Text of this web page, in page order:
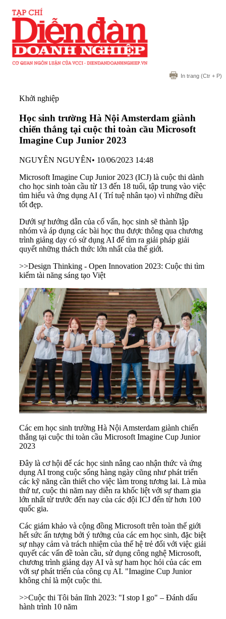
In trang (Ctr + P)
Khởi nghiệp
Học sinh trường Hà Nội Amsterdam giành
chiến thắng tại cuộc thi toàn cầu Microsoft
Imagine Cup Junior 2023
NGUYÊN NGUYÊN• 10/06/2023 14:48
Microsoft Imagine Cup Junior 2023 (ICJ) là cuộc thi dành
cho học sinh toàn cầu từ 13 đến 18 tuổi, tập trung vào việc
tìm hiểu và ứng dụng AI ( Trí tuệ nhân tạo) vì những điều
tốt đẹp.
Dưới sự hướng dẫn của cố vấn, học sinh sẽ thành lập
nhóm và áp dụng các bài học thu được thông qua chương
trình giảng dạy có sử dụng AI để tìm ra giải pháp giải
quyết những thách thức lớn nhất của thế giới.
>>Design Thinking - Open Innovation 2023: Cuộc thi tìm
kiếm tài năng sáng tạo Việt
Các em học sinh trường Hà Nội Amsterdam giành chiến
thắng tại cuộc thi toàn cầu Microsoft Imagine Cup Junior
2023
Đây là cơ hội để các học sinh nâng cao nhận thức và ứng
dụng AI trong cuộc sống hàng ngày cũng như phát triển
các kỹ năng cần thiết cho việc làm trong tương lai. Là mùa
thứ tư, cuộc thi năm nay diễn ra khốc liệt với sự tham gia
lớn nhất từ trước đến nay của các đội ICJ đến từ hơn 100
quốc gia.
Các giám khảo và cộng đồng Microsoft trên toàn thế giới
hết sức ấn tượng bởi ý tưởng của các em học sinh, đặc biệt
sự nhạy cảm và trách nhiệm của thế hệ trẻ đối với việc giải
quyết các vấn đề toàn cầu, sử dụng công nghệ Microsoft,
chương trình giảng dạy AI và sự ham học hỏi của các em
với sự phát triển của công cụ AI. "Imagine Cup Junior
không chỉ là một cuộc thi.
>>Cuộc thi Tôi bản lĩnh 2023: "I stop I go" – Đánh dấu
hành trình 10 năm